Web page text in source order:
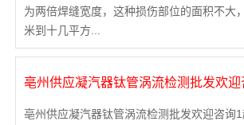
为两倍焊缝宽度，这种损伤部位的面积不大
米到十几平方...
亳州供应凝汽器钛管涡流检测批发欢迎
亳州供应凝汽器钛管涡流检测批发欢迎咨询